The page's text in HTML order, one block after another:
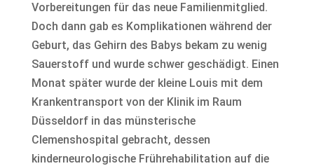
Vorbereitungen für das neue Familienmitglied.
Doch dann gab es Komplikationen während der
Geburt, das Gehirn des Babys bekam zu wenig
Sauerstoff und wurde schwer geschädigt. Einen
Monat später wurde der kleine Louis mit dem
Krankentransport von der Klinik im Raum
Düsseldorf in das münsterische
Clemenshospital gebracht, dessen
kinderneurologische Frührehabilitation auf die